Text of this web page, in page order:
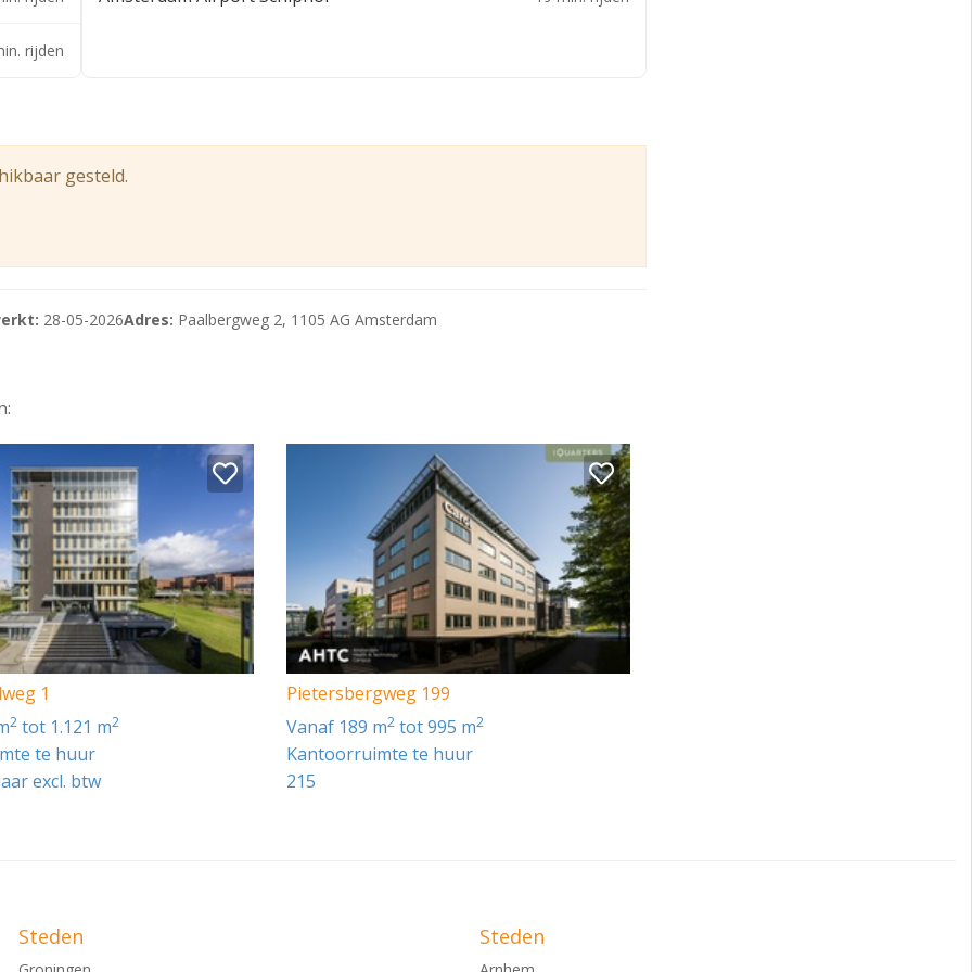
van web-based "intelligent" toegangscontrole systeem. Uitgifte
doordat systeem het daadwerkelijke gebruik door huurder op enig
door huurder), slagboom en intercom bedienbaar vanaf centrale
met de auto optimaal is.
en intercom bedienbaar vanaf centrale receptie.
rijden
gesteld.
28-05-2026Adres: Paalbergweg 2, 1105 AG Amsterdam
1
2 tot 1.121 m2
te huur
excl. btw
Pietersbergweg 199
vanaf 189 m2tot 995 m2
Kantoorruimte te huur
215
Steden Steden